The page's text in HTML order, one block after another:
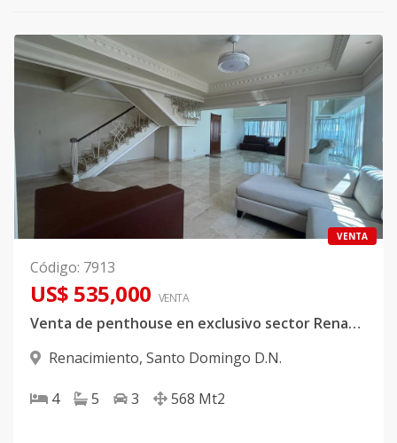
VENTA
Código: 7913
US$ 535,000 VENTA
Venta de penthouse en exclusivo sector Renacimiento
Renacimiento, Santo Domingo D.N.
4 5 3 568 Mt2